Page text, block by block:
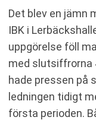
Det blev en jämn
IBK i
uppgörelse föll
med slutsiffrorna
hade pressen på
ledningen tidigt
första perioden.